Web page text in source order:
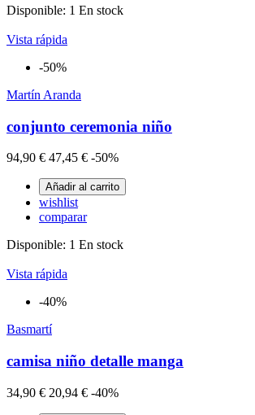
Disponible: 1 En stock
Vista rápida
-50%
Martín Aranda
conjunto ceremonia niño
94,90 € 47,45 € -50%
Añadir al carrito
wishlist
comparar
Disponible: 1 En stock
Vista rápida
-40%
Basmartí
camisa niño detalle manga
34,90 € 20,94 € -40%